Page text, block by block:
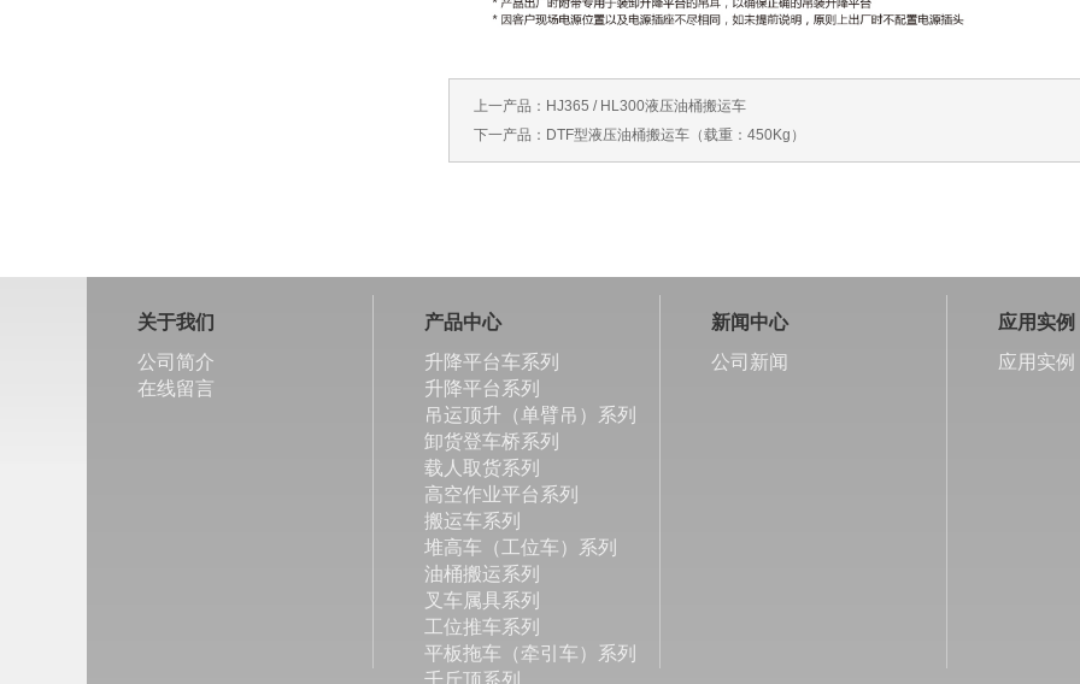
上一产品： HJ365 / HL300液压油桶搬运车
下一产品： DTF型液压油桶搬运车（载重：450Kg）
关于我们
公司简介
在线留言
产品中心
升降平台车系列
升降平台系列
吊运顶升（单臂吊）系列
卸货登车桥系列
载人取货系列
高空作业平台系列
搬运车系列
堆高车（工位车）系列
油桶搬运系列
叉车属具系列
工位推车系列
平板拖车（牵引车）系列
千斤顶系列
新闻中心
公司新闻
应用实例
应用实例